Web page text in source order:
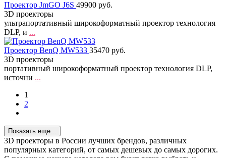
Проектор JmGO J6S 49900 руб.
3D проекторы
ультрапортативный широкоформатный проектор технология
DLP, и ...
Проектор BenQ MW533 35470 руб.
3D проекторы
портативный широкоформатный проектор технология DLP,
источни ...
1
2
Показать еще...
3D проекторы в России лучших брендов, различных
популярных категорий, от самых дешевых до самых дорогих.